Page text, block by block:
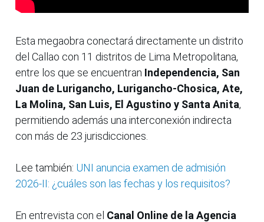
Esta megaobra conectará directamente un distrito
del Callao con 11 distritos de Lima Metropolitana,
entre los que se encuentran Independencia, San
Juan de Lurigancho, Lurigancho-Chosica, Ate,
La Molina, San Luis, El Agustino y Santa Anita,
permitiendo además una interconexión indirecta
con más de 23 jurisdicciones.
Lee también: UNI anuncia examen de admisión
2026-II: ¿cuáles son las fechas y los requisitos?
En entrevista con el Canal Online de la Agencia